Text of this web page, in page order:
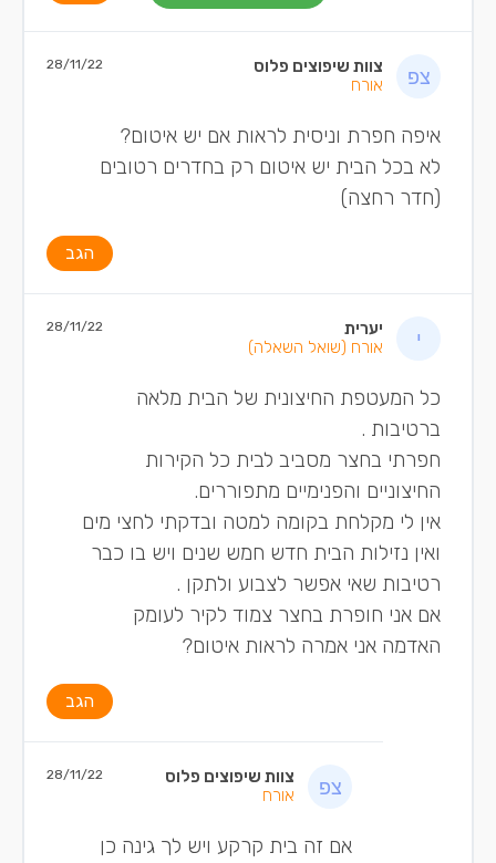
צוות שיפוצים פלוס
אורח
28/11/22
איפה חפרת וניסית לראות אם יש איטום?
לא בכל הבית יש איטום רק בחדרים רטובים
(חדר רחצה)
הגב
יערית
אורח (שואל השאלה)
28/11/22
כל המעטפת החיצונית של הבית מלאה
ברטיבות .
חפרתי בחצר מסביב לבית כל הקירות
החיצוניים והפנימיים מתפוררים.
אין לי מקלחת בקומה למטה ובדקתי לחצי מים
ואין נזילות הבית חדש חמש שנים ויש בו כבר
רטיבות שאי אפשר לצבוע ולתקן .
אם אני חופרת בחצר צמוד לקיר לעומק
האדמה אני אמרה לראות איטום?
הגב
צוות שיפוצים פלוס
אורח
28/11/22
אם זה בית קרקע ויש לך גינה כן